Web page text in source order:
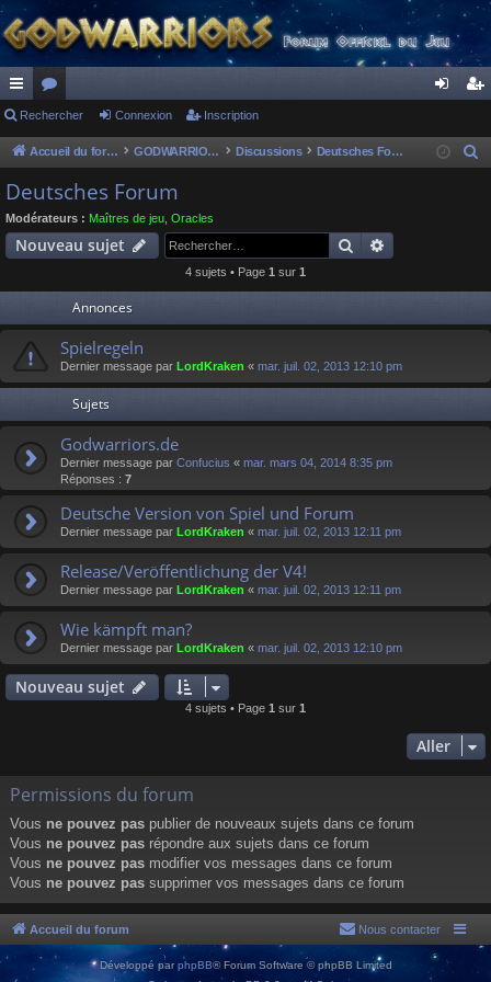
ac
co
ur
ci
or
u
s
ne cri
Rechercher Connexion Inscription
Accueil du forum GODWARRIORS - LE JEU Discussions Deutsches Forum
c
Deutsches Forum
Modérateurs : Maîtres de jeu Oracles
Nouveau sujet Rechercher
4 sujets • Page 1 sur 1
Annonces
Spielregeln
Dernier message par LordKraken « mar. juil. 02, 2013 12:10 pm
Sujets
Godwarriors.de
Dernier message par Confucius « mar. mars 04, 2014 8:35 pm
Réponses : 7
Deutsche Version von Spiel und Forum
Dernier message par LordKraken « mar. juil. 02, 2013 12:11 pm
Release/Veröffentlichung der V4!
Dernier message par LordKraken « mar. juil. 02, 2013 12:11 pm
Wie kämpft man?
Dernier message par LordKraken « mar. juil. 02, 2013 12:10 pm
Nouveau sujet
4 sujets • Page 1 sur 1
Aller
Permissions du forum
Vous ne pouvez pas publier de nouveaux sujets dans ce forum
Vous ne pouvez pas répondre aux sujets dans ce forum
Vous ne pouvez pas modifier vos messages dans ce forum
Vous ne pouvez pas supprimer vos messages dans ce forum
Accueil du forum Nous contacter
Développé par phpBB® Forum Software © phpBB Limited